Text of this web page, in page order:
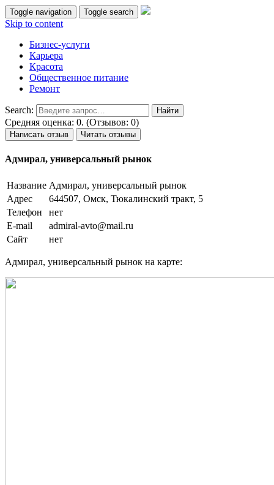
Toggle navigation Toggle search
Skip to content
Бизнес-услуги
Карьера
Красота
Общественное питание
Ремонт
Search:
Средняя оценка: 0. (Отзывов: 0)
Написать отзыв Читать отзывы
Адмирал, универсальный рынок
Название Адмирал, универсальный рынок
Адрес
644507, Омск, Тюкалинский тракт, 5
Телефон
нет
E-mail
admiral-avto@mail.ru
Сайт
нет
Адмирал, универсальный рынок на карте: